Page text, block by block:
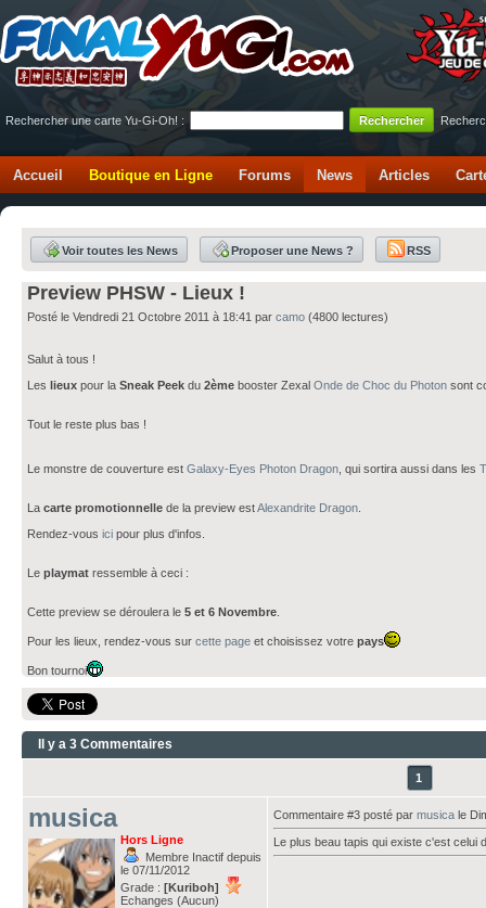
Rechercher une carte Yu-Gi-Oh! :
Accueil Boutique en Ligne Forums News Articles
Voir toutes les News Proposer une News ? RSS
Preview PHSW - Lieux !
Posté le Vendredi 21 Octobre 2011 à 18:41 par camo (4800 lectures)
Salut à tous !
Les lieux pour la Sneak Peek du 2ème booster Zexal Onde de Choc du Photon sont
Tout le reste plus bas !
Le monstre de couverture est Galaxy-Eyes Photon Dragon , qui sortira aussi dans les
La carte promotionnelle de la preview estAlexandrite Dragon
Rendez-vous ici pour plus d'infos.
Le playmat ressemble à ceci :
Cette preview se déroulera le 5 et 6 Novembre
Pour les lieux, rendez-vous sur cette page et choisissez votre pays
Bon tournoi
Il y a 3 Commentaires
1
musica
Hors Ligne
Membre Inactif depuis
le 07/11/2012
Grade : [Kuriboh]
Echanges (Aucun)
Commentaire #3 posté par musica le
Le plus beau tapis qui existe c'est celui